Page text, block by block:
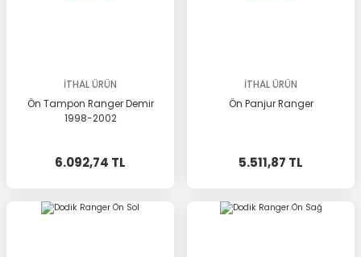
İTHAL ÜRÜN
Ön Tampon Ranger Demir
1998-2002
6.092,74 TL
İTHAL ÜRÜN
Ön Panjur Ranger
5.511,87 TL